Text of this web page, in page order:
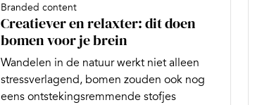
Branded content
Creatiever en relaxter: dit doen
bomen voor je brein
Wandelen in de natuur werkt niet alleen
stressverlagend, bomen zouden ook nog
eens ontstekingsremmende stofjes